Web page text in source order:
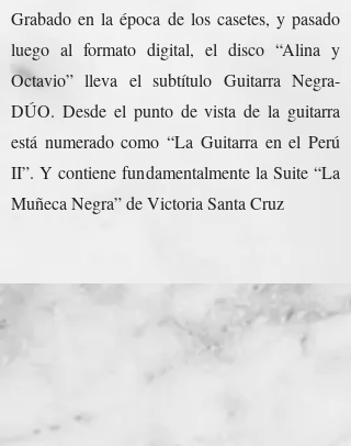
Grabado en la época de los casetes, y pasado
luego al formato digital, el disco “Alina y
Octavio” lleva el subtítulo Guitarra Negra-
DÚO. Desde el punto de vista de la guitarra
está numerado como “La Guitarra en el Perú
II”. Y contiene fundamentalmente la Suite “La
Muñeca Negra” de Victoria Santa Cruz